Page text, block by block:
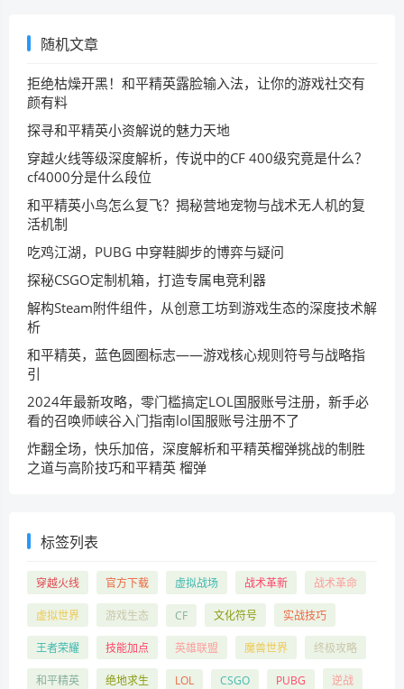
随机文章
拒绝枯燥开黑！和平精英露脸输入法，让你的游戏社交有
颜有料
探寻和平精英小资解说的魅力天地
穿越火线等级深度解析，传说中的CF 400级究竟是什么？
cf4000分是什么段位
和平精英小鸟怎么复飞？揭秘营地宠物与战术无人机的复
活机制
吃鸡江湖，PUBG 中穿鞋脚步的博弈与疑问
探秘CSGO定制机箱，打造专属电竞利器
解构Steam附件组件，从创意工坊到游戏生态的深度技术解
析
和平精英，蓝色圆圈标志——游戏核心规则符号与战略指
引
2024年最新攻略，零门槛搞定LOL国服账号注册，新手必
看的召唤师峡谷入门指南lol国服账号注册不了
炸翻全场，快乐加倍，深度解析和平精英榴弹挑战的制胜
之道与高阶技巧和平精英 榴弹
标签列表
穿越火线 官方下载 虚拟战场 战术革新 战术革命
虚拟世界 游戏生态 CF 文化符号 实战技巧
王者荣耀 技能加点 英雄联盟 魔兽世界 终极攻略
和平精英 绝地求生 LOL CSGO PUBG 逆战